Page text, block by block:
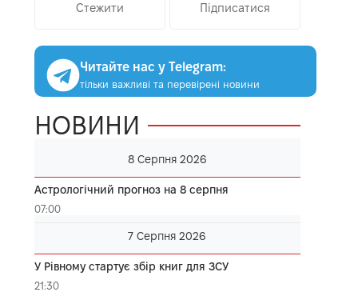
Стежити Підписатися
Читайте нас у Telegram:
тільки важливі та перевірені новини
НОВИНИ
8 Серпня 2026
Астрологічний прогноз на 8 серпня
07:00
7 Серпня 2026
У Рівному стартує збір книг для ЗСУ
21:30